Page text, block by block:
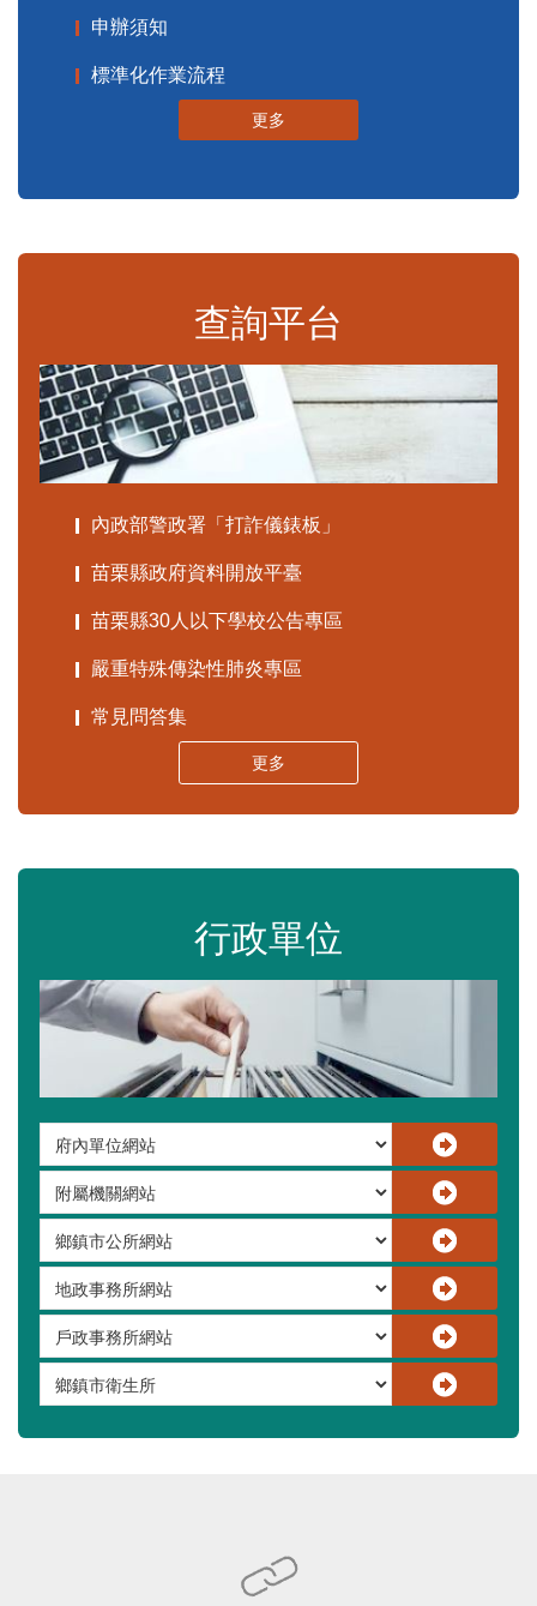
申辦須知
標準化作業流程
更多
查詢平台
內政部警政署「打詐儀錶板」
苗栗縣政府資料開放平臺
苗栗縣30人以下學校公告專區
嚴重特殊傳染性肺炎專區
常見問答集
更多
行政單位